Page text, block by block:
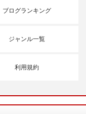
ブログランキング
ジャンル一覧
利用規約